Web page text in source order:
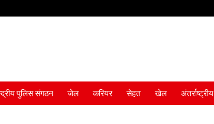
पुलिस संगठन जेल करियर सेहत खेल अंतर्राष्ट्रीय